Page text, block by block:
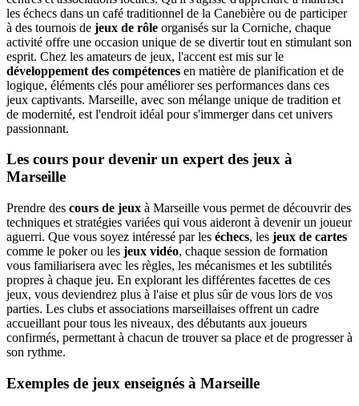
les échecs dans un café traditionnel de la Canebière ou de participer
à des tournois de jeux de rôle organisés sur la Corniche, chaque
activité offre une occasion unique de se divertir tout en stimulant son
esprit. Chez les amateurs de jeux, l'accent est mis sur le
développement des compétences en matière de planification et de
logique, éléments clés pour améliorer ses performances dans ces
jeux captivants. Marseille, avec son mélange unique de tradition et
de modernité, est l'endroit idéal pour s'immerger dans cet univers
passionnant.
Les cours pour devenir un expert des jeux à
Marseille
Prendre des cours de jeux à Marseille vous permet de découvrir des
techniques et stratégies variées qui vous aideront à devenir un joueur
aguerri. Que vous soyez intéressé par les échecs, les jeux de cartes
comme le poker ou les jeux vidéo, chaque session de formation
vous familiarisera avec les règles, les mécanismes et les subtilités
propres à chaque jeu. En explorant les différentes facettes de ces
jeux, vous deviendrez plus à l'aise et plus sûr de vous lors de vos
parties. Les clubs et associations marseillaises offrent un cadre
accueillant pour tous les niveaux, des débutants aux joueurs
confirmés, permettant à chacun de trouver sa place et de progresser à
son rythme.
Exemples de jeux enseignés à Marseille